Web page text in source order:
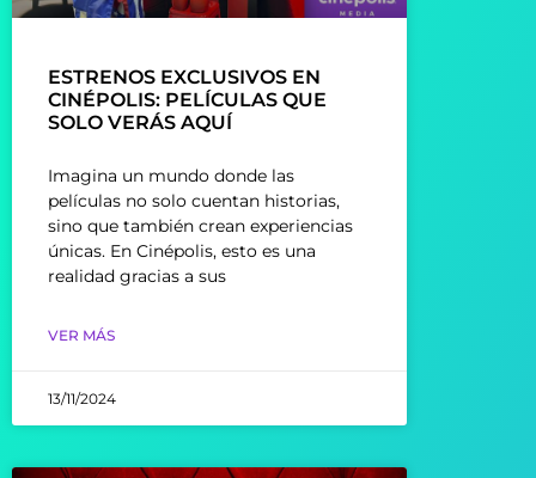
ESTRENOS EXCLUSIVOS EN
CINÉPOLIS: PELÍCULAS QUE
SOLO VERÁS AQUÍ
Imagina un mundo donde las
películas no solo cuentan historias,
sino que también crean experiencias
únicas. En Cinépolis, esto es una
realidad gracias a sus
VER MÁS
13/11/2024